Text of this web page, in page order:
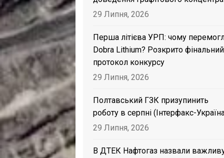
29 Липня, 2026
Перша літієва УРП: чому
Dobra Lithium? Розкрито фінальний
протокол конкурсу
29 Липня, 2026
Полтавський ГЗК призупинить
роботу в серпні (Інтерфакс-
29 Липня, 2026
В ДТЕК Нафтогаз назвали